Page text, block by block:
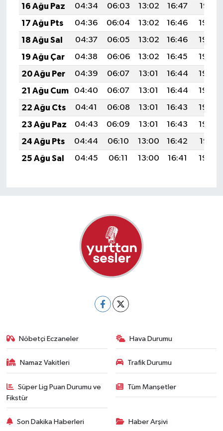
16 Ağu Paz
04:34 06:03 13:02 16:47
19:51
17 Ağu Pts
04:36 06:04 13:02 16:46
19:50
18 Ağu Sal
04:37 06:05 13:02 16:46
19:49
19 Ağu Çar
04:38 06:06 13:02 16:45
19:48
20 Ağu Per
04:39 06:07 13:01 16:44
19:46
21 Ağu Cum
04:40 06:07 13:01 16:44
19:45
22 Ağu Cts
04:41 06:08 13:01 16:43
19:44
23 Ağu Paz
04:43 06:09 13:01 16:43
19:42
24 Ağu Pts
04:44 06:10 13:00 16:42
19:41
25 Ağu Sal
04:45 06:11 13:00 16:41 19:40
Nöbetçi Eczaneler Hava Durumu
Namaz Vakitleri Trafik Durumu
Süper Lig Puan Durumu ve
Fikstür
Tüm Manşetler
Son Dakika Haberleri Haber Arşivi